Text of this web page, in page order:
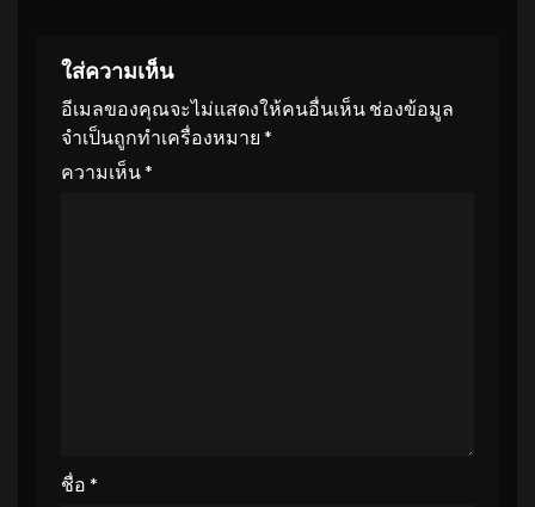
ใส่ความเห็น
อีเมลของคุณจะไม่แสดงให้คนอื่นเห็น ช่องข้อมูล
จำเป็นถูกทำเครื่องหมาย *
ความเห็น*
ชื่อ *